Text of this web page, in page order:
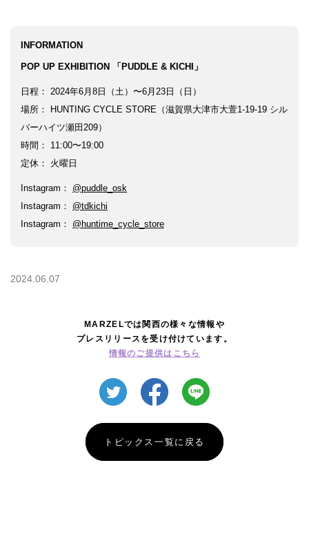
2024.06.07
INFORMATION
POP UP EXHIBITION 「PUDDLE & KICHI」
日程： 2024年6月8日（土）〜6月23日（日）
場所： HUNTING CYCLE STORE（滋賀県大津市大萱1-19-19 シル
バーハイツ瀬田209）
時間： 11:00〜19:00
定休： 火曜日
Instagram： @puddle_osk
Instagram： @tdkichi
Instagram： @huntime_cycle_store
MARZELでは関西の様々な情報や
プレスリリースを受け付けています。
情報のご提供はこちら
トピックス一覧に戻る